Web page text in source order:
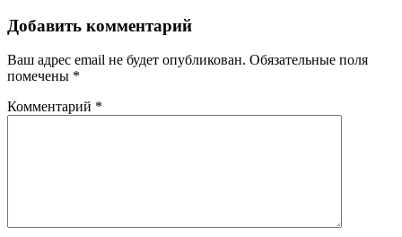
Добавить комментарий
Ваш адрес email не будет опубликован. Обязательные поля
помечены *
Комментарий *